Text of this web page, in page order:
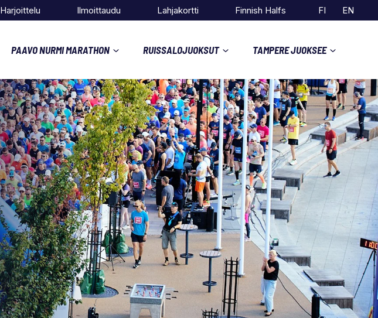
Harjoittelu Ilmoittaudu Lahjakortti Finnish Halfs FI EN
PAAVO NURMI MARATHON RUISSALOJUOKSUT TAMPERE JUOKSEE